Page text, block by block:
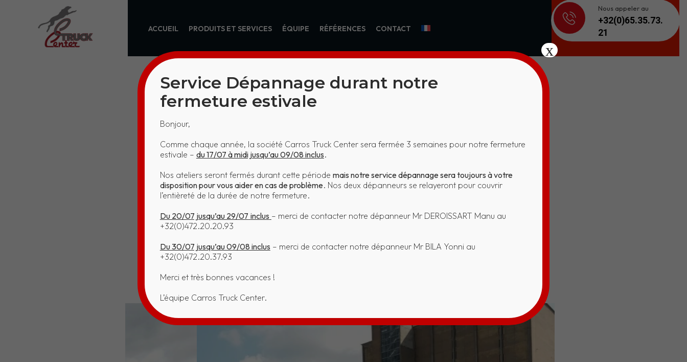
ACCUEIL PRODUITS ET SERVICES ÉQUIPE RÉFÉRENCES CONTACT
Nous appeler au
+32(0)65.35.73.
21
KO 11483 BOUCKAERT
Home KO 11483 BOUCKAERT
Service Dépannage durant notre
fermeture estivale
Bonjour,
Comme chaque année, la société Carros Truck Center sera fermée 3 semaines pour notre fermeture
estivale – du 17/07 à midi jusqu’au 09/08 inclus.
Nos ateliers seront fermés durant cette période mais notre service dépannage sera toujours à votre
disposition pour vous aider en cas de problème. Nos deux dépanneurs se relayeront pour couvrir
l’entièreté de la durée de notre fermeture.
Du 20/07 jusqu’au 29/07 inclus – merci de contacter notre dépanneur Mr DEROISSART Manu au
+32(0)472.20.20.93
Du 30/07 jusqu’au 09/08 inclus – merci de contacter notre dépanneur Mr BILA Yonni au
+32(0)472.20.37.93
Merci et très bonnes vacances !
L’équipe Carros Truck Center.
x